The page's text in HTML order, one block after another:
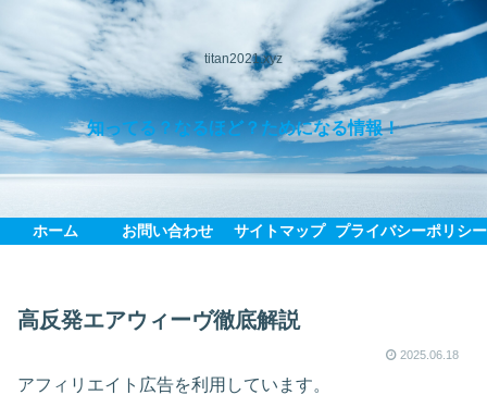
titan2021.xyz
知ってる？なるほど？ためになる情報！
ホーム お問い合わせ サイトマップ プライバシーポリシー
高反発エアウィーヴ徹底解説
2025.06.18
アフィリエイト広告を利用しています。